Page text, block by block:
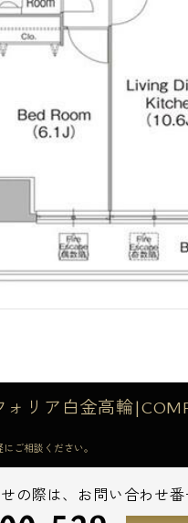
ォリア白金高輪
ご相談ください。
の際は、お問い合わせ